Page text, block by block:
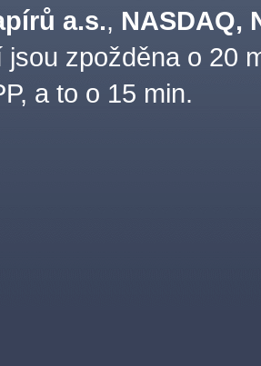
a.s., NASDAQ,
jsou zpožděna o 20
a to o 15 min.